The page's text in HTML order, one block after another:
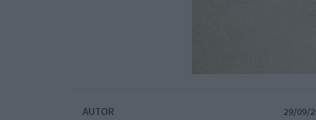
AUTOR
29/09/